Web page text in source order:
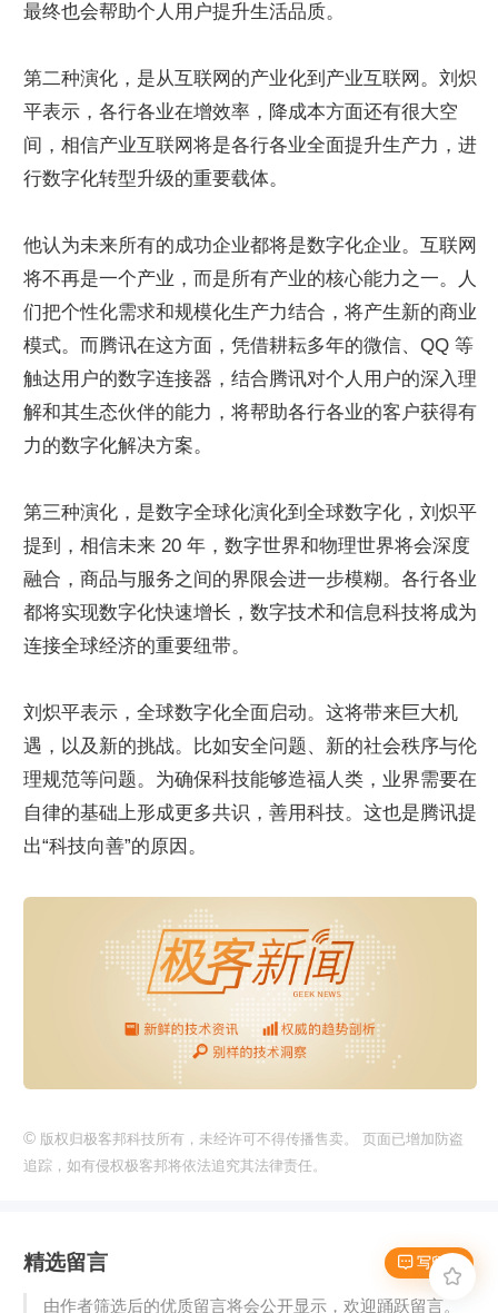
最终也会帮助个人用户提升生活品质。
第二种演化，是从互联网的产业化到产业互联网。刘炽
平表示，各行各业在增效率，降成本方面还有很大空
间，相信产业互联网将是各行各业全面提升生产力，进
行数字化转型升级的重要载体。
他认为未来所有的成功企业都将是数字化企业。互联网
将不再是一个产业，而是所有产业的核心能力之一。人
们把个性化需求和规模化生产力结合，将产生新的商业
模式。而腾讯在这方面，凭借耕耘多年的微信、QQ 等
触达用户的数字连接器，结合腾讯对个人用户的深入理
解和其生态伙伴的能力，将帮助各行各业的客户获得有
力的数字化解决方案。
第三种演化，是数字全球化演化到全球数字化，刘炽平
提到，相信未来 20 年，数字世界和物理世界将会深度
融合，商品与服务之间的界限会进一步模糊。各行各业
都将实现数字化快速增长，数字技术和信息科技将成为
连接全球经济的重要纽带。
刘炽平表示，全球数字化全面启动。这将带来巨大机
遇，以及新的挑战。比如安全问题、新的社会秩序与伦
理规范等问题。为确保科技能够造福人类，业界需要在
自律的基础上形成更多共识，善用科技。这也是腾讯提
出“科技向善”的原因。
© 版权归极客邦科技所有，未经许可不得传播售卖。 页面已增加防盗
追踪，如有侵权极客邦将依法追究其法律责任。
 写留言
精选留言
由作者筛选后的优质留言将会公开显示，欢迎踊跃留言。
